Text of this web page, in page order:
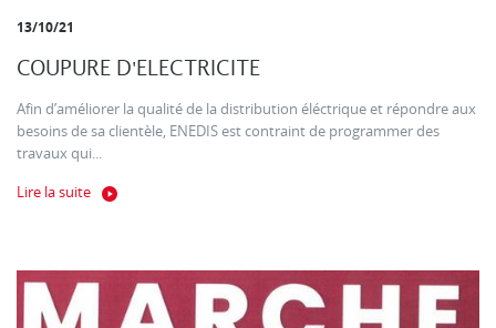
13/10/21
COUPURE D'ELECTRICITE
Afin d’améliorer la qualité de la distribution éléctrique et répondre aux
besoins de sa clientèle, ENEDIS est contraint de programmer des
travaux qui...
Lire la suite